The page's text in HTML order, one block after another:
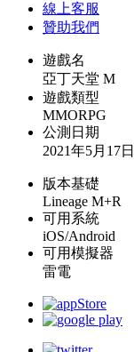
線上客服
贊助我們
遊戲名
亞丁天堂 M
遊戲類型
MMORPG
公測日期
2021年5月17日
版本基礎
Lineage M+R
可用系統
iOS/Android
可用模擬器
雷電